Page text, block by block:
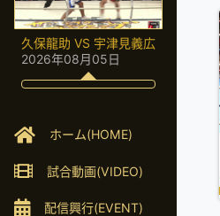
久保龍助 VS 宇津見義広
2026年08月05日
ホーム(HOME)
試合動画(VIDEO)
配信興行(EVENT)